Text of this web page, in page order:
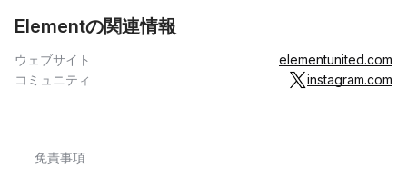
Elementの関連情報
ウェブサイト
elementunited.com
コミュニティ
instagram.com
免責事項